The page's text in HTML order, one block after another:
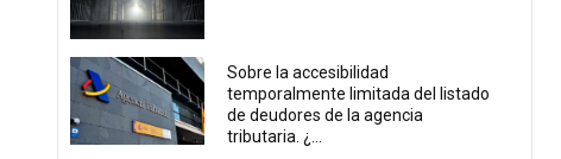
Sobre la accesibilidad
temporalmente limitada del listado
de deudores de la agencia
tributaria. ¿...